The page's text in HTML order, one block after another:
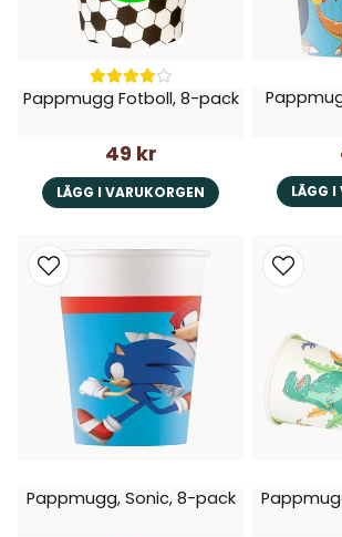
Pappmugg Fotboll, 8-pack
49 kr
LÄGG I VARUKORGEN LÄGG I
Pappmugg, Sonic, 8-pack